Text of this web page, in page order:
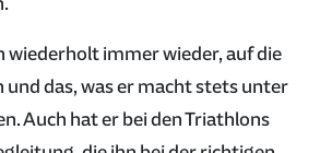
wiederholt immer wieder, auf die
und das, was er macht stets unter
Auch hat er bei den Triathlons